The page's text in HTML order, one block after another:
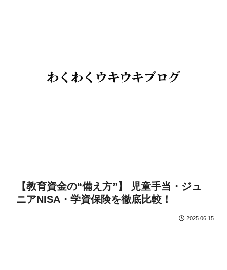
【教育資金の“備え方”】 児童手当・ジュ
ニアNISA・学資保険を徹底比較！
2025.06.15